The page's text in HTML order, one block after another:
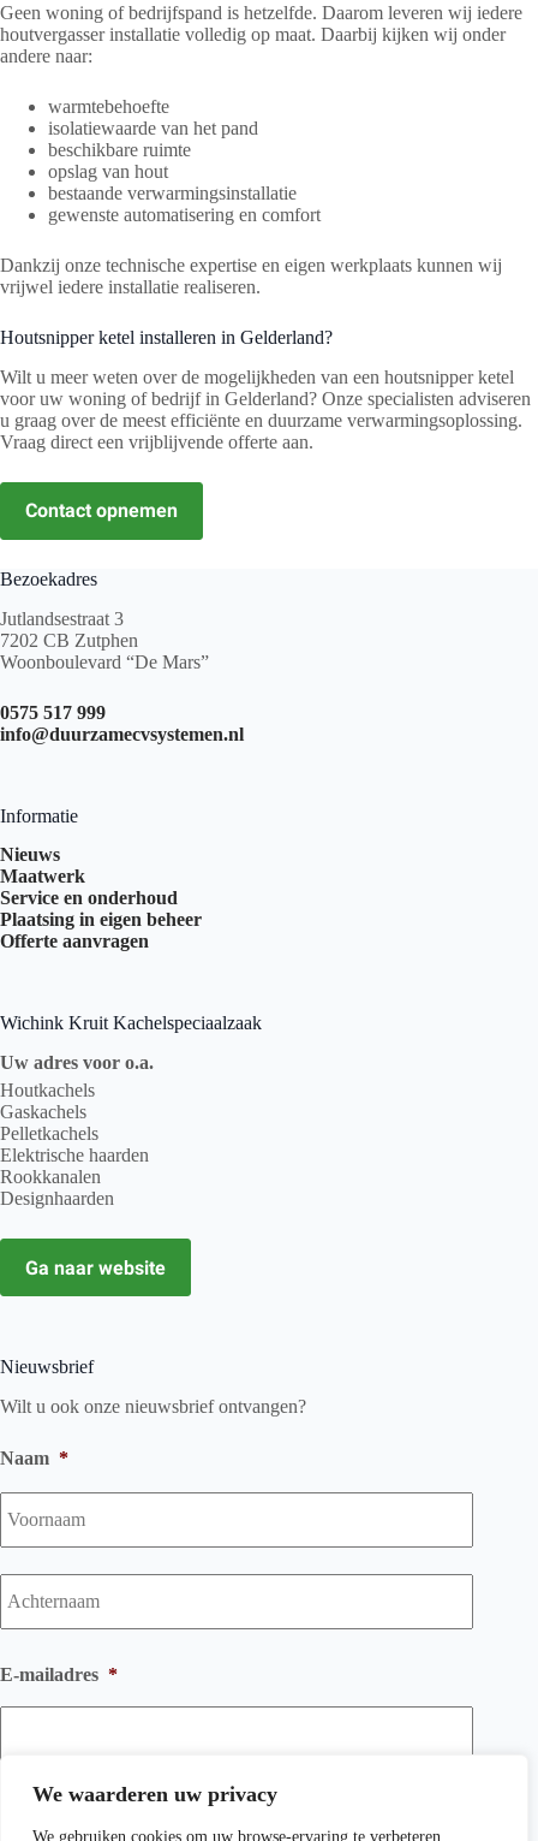
We waarderen uw privacy
We gebruiken cookies om uw browse-ervaring te verbeteren,
Geen woning of bedrijfspand is hetzelfde. Daarom leveren wij iedere
houtvergasser installatie volledig op maat. Daarbij kijken wij onder
andere naar:
warmtebehoefte
isolatiewaarde van het pand
beschikbare ruimte
opslag van hout
bestaande verwarmingsinstallatie
gewenste automatisering en comfort
Dankzij onze technische expertise en eigen werkplaats kunnen wij
vrijwel iedere installatie realiseren.
Houtsnipper ketel installeren in Gelderland?
Wilt u meer weten over de mogelijkheden van een houtsnipper ketel
voor uw woning of bedrijf in Gelderland? Onze specialisten adviseren
u graag over de meest efficiënte en duurzame verwarmingsoplossing.
Vraag direct een vrijblijvende offerte aan.
Contact opnemen
Bezoekadres
Jutlandsestraat 3
7202 CB Zutphen
Woonboulevard “De Mars”
0575 517 999
info@duurzamecvsystemen.nl
Informatie
Nieuws
Maatwerk
Service en onderhoud
Plaatsing in eigen beheer
Offerte aanvragen
Wichink Kruit Kachelspeciaalzaak
Uw adres voor o.a.
Houtkachels
Gaskachels
Pelletkachels
Elektrische haarden
Rookkanalen
Designhaarden
Ga naar website
Nieuwsbrief
Wilt u ook onze nieuwsbrief ontvangen?
Naam *
E-mailadres *